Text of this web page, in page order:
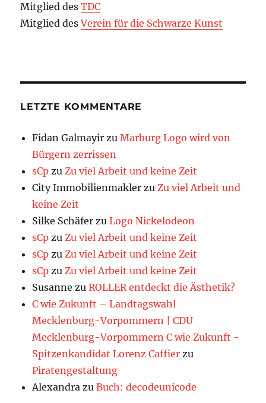
Mitglied desTDC
Mitglied desVerein für die Schwarze Kunst
LETZTE KOMMENTARE
Fidan Galmayir zuMarburg Logo wird von
Bürgern zerrissen
sCp zuZu viel Arbeit und keine Zeit
City Immobilienmakler zuZu viel Arbeit und
keine Zeit
Silke Schäfer zuLogo Nickelodeon
sCp zuZu viel Arbeit und keine Zeit
sCp zuZu viel Arbeit und keine Zeit
sCp zuZu viel Arbeit und keine Zeit
Susanne zuROLLER entdeckt die Ästhetik?
C wie Zukunft – Landtagswahl
Mecklenburg-Vorpommern | CDU
Mecklenburg-Vorpommern C wie Zukunft -
Spitzenkandidat Lorenz Caffier zu
Piratengestaltung
Alexandra zuBuch: decodeunicode